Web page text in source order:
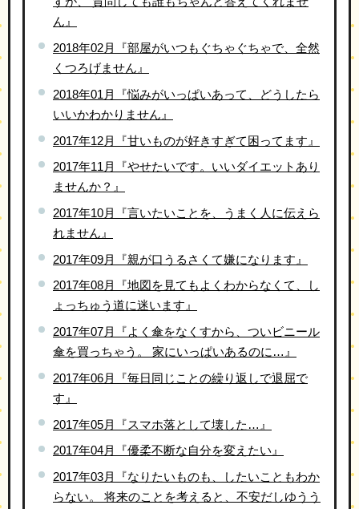
ん』
2018年02月『部屋がいつもぐちゃぐちゃで、全然
くつろげません』
2018年01月『悩みがいっぱいあって、どうしたら
いいかわかりません』
2017年12月『甘いものが好きすぎて困ってます』
2017年11月『やせたいです。いいダイエットあり
ませんか？』
2017年10月『言いたいことを、うまく人に伝えら
れません』
2017年09月『親が口うるさくて嫌になります』
2017年08月『地図を見てもよくわからなくて、し
ょっちゅう道に迷います』
2017年07月『よく傘をなくすから、ついビニール
傘を買っちゃう。 家にいっぱいあるのに…』
2017年06月『毎日同じことの繰り返しで退屈で
す』
2017年05月『スマホ落として壊した…』
2017年04月『優柔不断な自分を変えたい』
2017年03月『なりたいものも、したいこともわか
らない。 将来のことを考えると、不安だしゆうう